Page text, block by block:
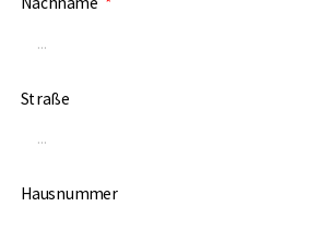
Straße
Hausnummer